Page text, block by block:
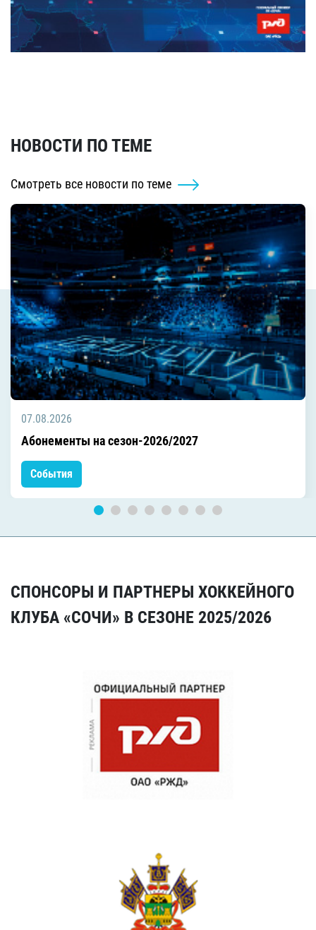
НОВОСТИ ПО ТЕМЕ
Смотреть все новости по теме
07.08.2026
Абонементы на сезон-2026/2027
События
СПОНСОРЫ И ПАРТНЕРЫ ХОККЕЙНОГО
КЛУБА «СОЧИ» В СЕЗОНЕ 2025/2026